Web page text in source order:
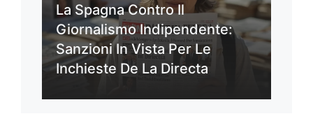
La Spagna Contro Il
Giornalismo Indipendente:
Sanzioni In Vista Per Le
Inchieste De La Directa